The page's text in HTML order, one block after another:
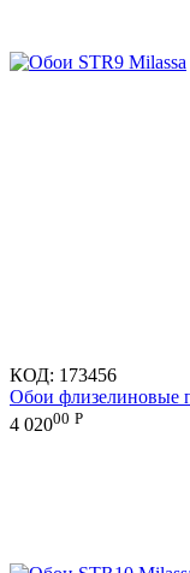
КОД: 173456
Обои флизелиновые
4 02000 Р